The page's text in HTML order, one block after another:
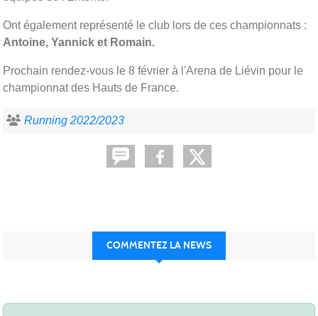
Ont également représenté le club lors de ces championnats :
Antoine, Yannick et Romain.
Prochain rendez-vous le 8 février à l'Arena de Liévin pour le
championnat des Hauts de France.
Running 2022/2023
COMMENTEZ LA NEWS